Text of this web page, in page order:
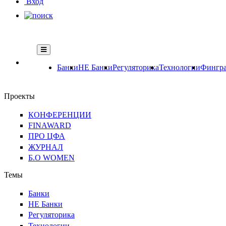
БанкиНЕ БанкиРегуляторикаТехнологии
Проекты
КОНФЕРЕНЦИИ
FINAWARD
ПРО ЦФА
ЖУРНАЛ
Б.О WOMEN
Темы
Банки
НЕ Банки
Регуляторика